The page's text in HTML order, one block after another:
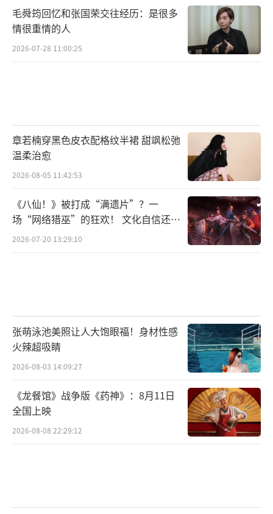
期待！（责任编辑：李劲 CK005）
毛舜筠回忆和张国荣交往经历：是很多
情很重情的人
2026-07-28 11:00:25
章若楠穿黑色皮衣配格纹半裙 甜飒松弛
温柔治愈
2026-08-05 11:42:53
《八仙！》被打成“满遗片”？一
场“网络猎巫”的狂欢！ 文化自信还是
焦虑？
2026-07-20 13:29:10
张萌泳池美照让人大饱眼福！身材性感
火辣超吸睛
2026-08-03 14:09:27
《龙餐馆》战争版《药神》：8月11日
全国上映
2026-08-08 22:29:12